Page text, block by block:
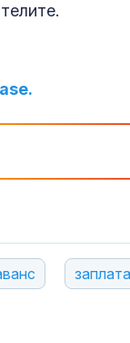
заплата